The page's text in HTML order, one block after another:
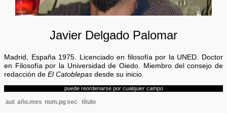
Javier Delgado Palomar
Madrid, España 1975. Licenciado en filosofía por la UNED. Doctor
en Filosofía por la Universidad de Oiedo. Miembro del consejo de
redacción deEl Catoblepas desde su inicio.
puede reordenarse por cualquier campo
aut año.mes num.pgsec título